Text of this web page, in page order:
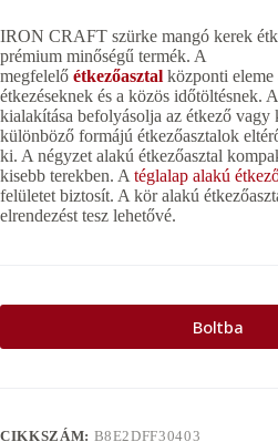
IRON CRAFT szürke mangó kerek
prémium minőségű termék. A
megfelelő étkezőasztal központi eleme
étkezéseknek és a közös időtöltésnek.
kialakítása befolyásolja az étkező vagy
különböző formájú étkezőasztalok
ki. A négyzet alakú étkezőasztal
kisebb terekben. A téglalap alakú
felületet biztosít. A kör alakú
elrendezést tesz lehetővé.
Boltba
CIKKSZÁM: B8E2DFF30403